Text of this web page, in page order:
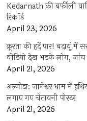
Kedarnath की बर्फीली
रिकॉर्ड
April 23, 2026
क्रूरता की हदें पार! बदायूं में
वीडियो देख भड़के लोग,
April 21, 2026
अल्मोड़ा: जागेश्वर धाम में
लगाए गए चेतावनी पोस्टर
April 21, 2026